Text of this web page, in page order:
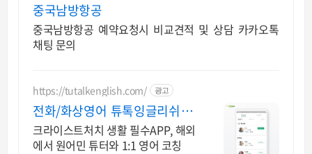
중국남방항공
중국남방항공 예약요청시 비교견적 및 상담 카카오톡
채팅 문의
https://tutalkenglish.com/ 광고
전화/화상영어 튜톡잉글리쉬 음
성/화상 20분 무료 체험
크라이스트처치 생활 필수APP, 해외
에서 원어민 튜터와 1:1 영어 코칭